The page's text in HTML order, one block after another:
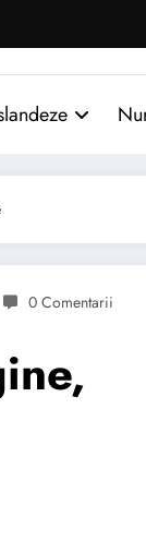
0 Comentarii